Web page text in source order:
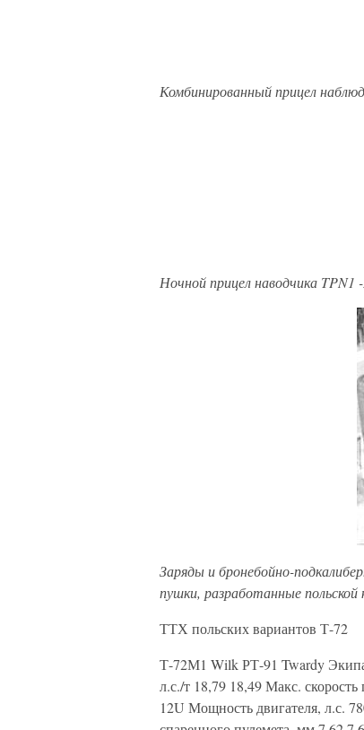
Комбинированный прицел
Ночной прицел наводчика TPN1
Заряды и бронебойно-
пушки, разработанные польской
ТТХ польских вариантов Т-72
Т-72М1 Wilk РТ-91 Twardy
л.с./т 18,79 18,49 Макс.
12U Мощность двигателя, л.с.